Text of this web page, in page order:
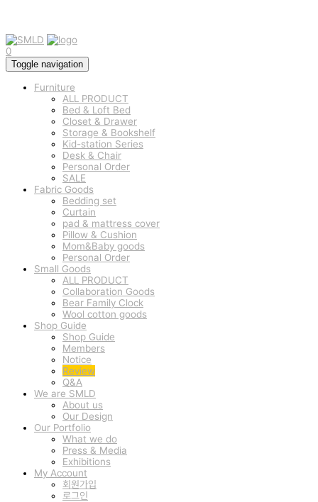
0
Toggle navigation
Furniture
ALL PRODUCT
Bed & Loft Bed
Closet & Drawer
Storage & Bookshelf
Kid-station Series
Desk & Chair
Personal Order
SALE
Fabric Goods
Bedding set
Curtain
pad & mattress cover
Pillow & Cushion
Mom&Baby goods
Personal Order
Small Goods
ALL PRODUCT
Collaboration Goods
Bear Family Clock
Wool cotton goods
Shop Guide
Shop Guide
Members
Notice
Review
Q&A
We are SMLD
About us
Our Design
Our Portfolio
What we do
Press & Media
Exhibitions
My Account
회원가입
로그인